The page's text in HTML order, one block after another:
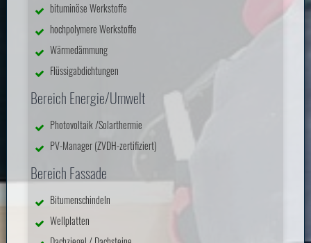
bituminöse Werkstoffe
hochpolymere Werkstoffe
Wärmedämmung
Flüssigabdichtungen
Bereich Energie/Umwelt
Photovoltaik /Solarthermie
PV-Manager (ZVDH-zertifiziert)
Bereich Fassade
Bitumenschindeln
Wellplatten